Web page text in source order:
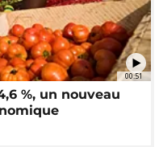
00:51
%, un nouveau